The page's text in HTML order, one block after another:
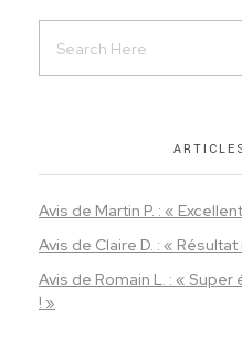
Avis de Martin P. : «
Avis de Claire D. : «
Avis de Romain L. : «
! »